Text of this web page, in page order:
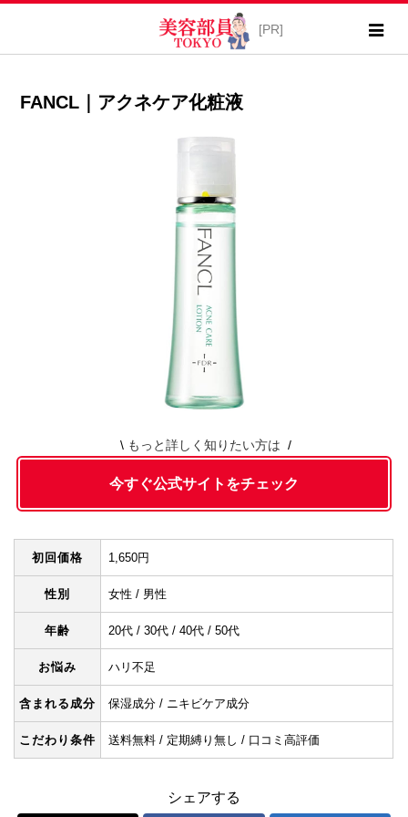
FANCL｜アクネケア化粧液
もっと詳しく知りたい方は
今すぐ公式サイトをチェック
初回価格 1,650円
性別 女性 / 男性
年齢 20代 / 30代 / 40代 / 50代
お悩み ハリ不足
含まれる成分 保湿成分 / ニキビケア成分
こだわり条件 送料無料 / 定期縛り無し / 口コミ高評価
シェアする